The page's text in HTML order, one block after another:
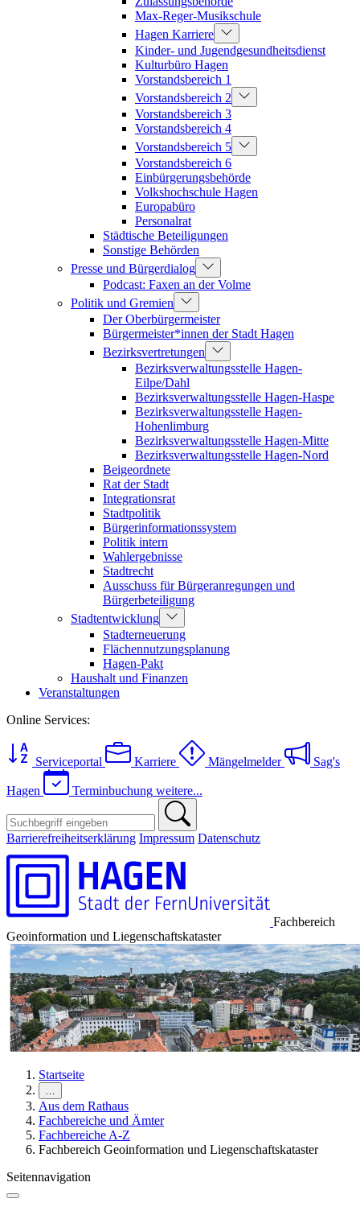
Max-Reger-Musikschule
Hagen Karriere
Kinder- und Jugendgesundheitsdienst
Kulturbüro Hagen
Vorstandsbereich 1
Vorstandsbereich 2
Vorstandsbereich 3
Vorstandsbereich 4
Vorstandsbereich 5
Vorstandsbereich 6
Einbürgerungsbehörde
Volkshochschule Hagen
Europabüro
Personalrat
Städtische Beteiligungen
Sonstige Behörden
Presse und Bürgerdialog
Podcast: Faxen an der Volme
Politik und Gremien
Der Oberbürgermeister
Bürgermeister*innen der Stadt Hagen
Bezirksvertretungen
Bezirksverwaltungsstelle Hagen-
Eilpe/Dahl
Bezirksverwaltungsstelle Hagen-Haspe
Bezirksverwaltungsstelle Hagen-
Hohenlimburg
Bezirksverwaltungsstelle Hagen-Mitte
Bezirksverwaltungsstelle Hagen-Nord
Beigeordnete
Rat der Stadt
Integrationsrat
Stadtpolitik
Bürgerinformationssystem
Politik intern
Wahlergebnisse
Stadtrecht
Ausschuss für Bürgeranregungen und
Bürgerbeteiligung
Stadtentwicklung
Stadterneuerung
Flächennutzungsplanung
Hagen-Pakt
Haushalt und Finanzen
Veranstaltungen
Online Services:
Serviceportal Karriere Mängelmelder Sag's
Hagen Terminbuchung weitere...
Barrierefreiheitserklärung Impressum Datenschutz
Fachbereich
Geoinformation und Liegenschaftskataster
Startseite
…
Aus dem Rathaus
Fachbereiche und Ämter
Fachbereiche A-Z
Fachbereich Geoinformation und Liegenschaftskataster
Seitennavigation